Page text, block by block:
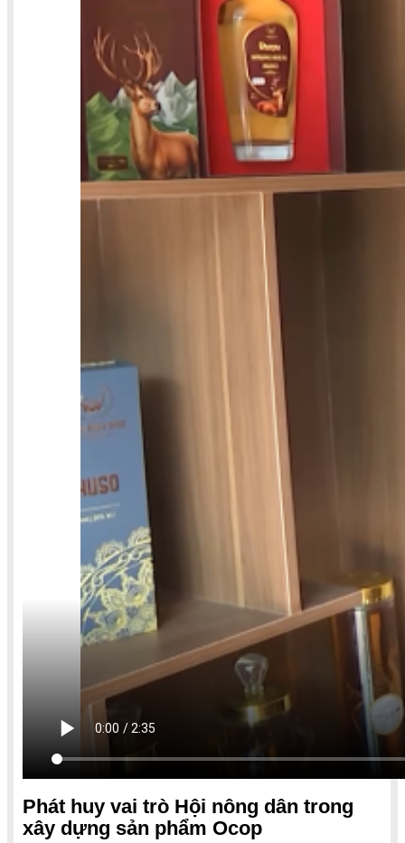
Phát huy vai trò Hội nông dân trong
xây dựng sản phẩm Ocop